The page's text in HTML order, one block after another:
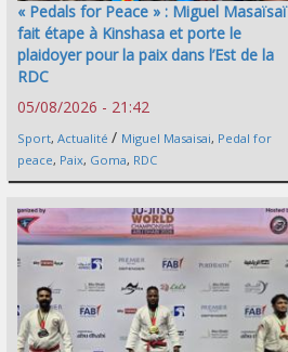
« Pedals for Peace » : Miguel Masaïsaï
fait étape à Kinshasa et porte le
plaidoyer pour la paix dans l’Est de la
RDC
05/08/2026 - 21:42
Sport, Actualité / Miguel Masaisai, Pedal for
peace, Paix, Goma, RDC